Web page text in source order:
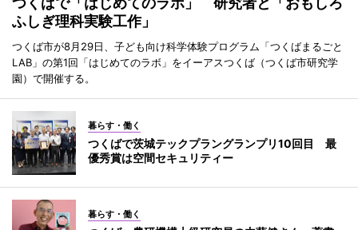
ふしぎ理科実験工作」
つくば市が8月29日、子ども向け科学体験プログラム「つくばまるごと
LAB」の第1回「はじめてのラボ」をイーアスつくば（つくば市研究学
園）で開催する。
暮らす・働く
つくばで茨城テックプラングランプリ10回目 最
優秀賞は空間セキュリティー
暮らす・働く